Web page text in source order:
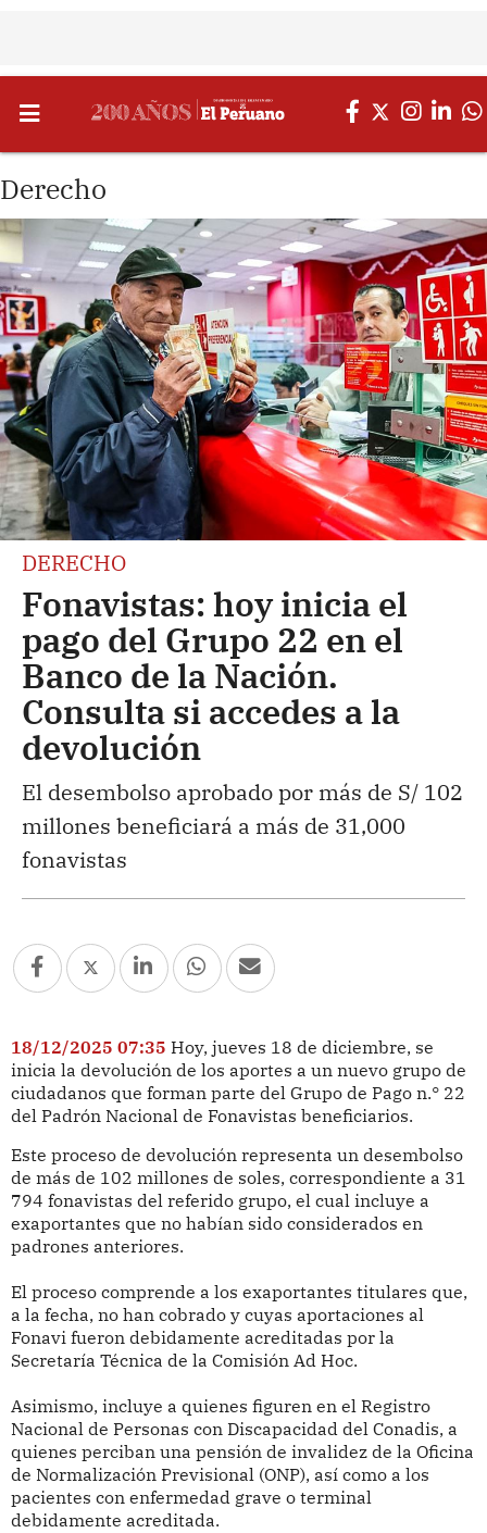
Derecho
DERECHO
Fonavistas: hoy inicia el
pago del Grupo 22 en el
Banco de la Nación.
Consulta si accedes a la
devolución
El desembolso aprobado por más de S/ 102
millones beneficiará a más de 31,000
fonavistas
18/12/2025 07:35 Hoy, jueves 18 de diciembre, se
inicia la devolución de los aportes a un nuevo grupo de
ciudadanos que forman parte del Grupo de Pago n.° 22
del Padrón Nacional de Fonavistas beneficiarios.
Este proceso de devolución representa un desembolso
de más de 102 millones de soles, correspondiente a 31
794 fonavistas del referido grupo, el cual incluye a
exaportantes que no habían sido considerados en
padrones anteriores.
El proceso comprende a los exaportantes titulares que,
a la fecha, no han cobrado y cuyas aportaciones al
Fonavi fueron debidamente acreditadas por la
Secretaría Técnica de la Comisión Ad Hoc.
Asimismo, incluye a quienes figuren en el Registro
Nacional de Personas con Discapacidad del Conadis, a
quienes perciban una pensión de invalidez de la Oficina
de Normalización Previsional (ONP), así como a los
pacientes con enfermedad grave o terminal
debidamente acreditada.